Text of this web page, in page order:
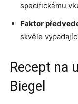
specifickému
Faktor
skvěle
Recept na
Biegel